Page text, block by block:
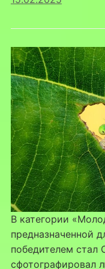
В категории
предназначенной
победителем стал
сфотографировал